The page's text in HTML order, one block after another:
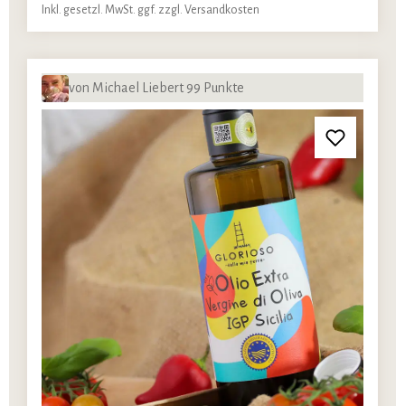
Inkl. gesetzl. MwSt. ggf. zzgl. Versandkosten
von Michael Liebert 99 Punkte